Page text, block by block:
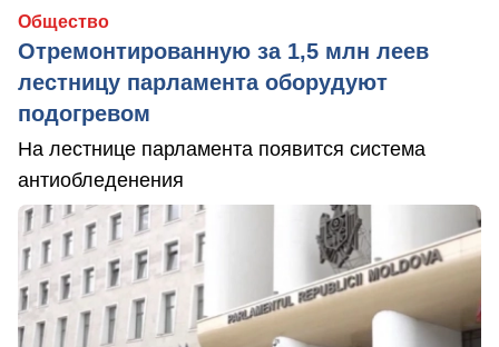
Общество
Отремонтированную за 1,5 млн леев
лестницу парламента оборудуют
подогревом
На лестнице парламента появится система
антиобледенения